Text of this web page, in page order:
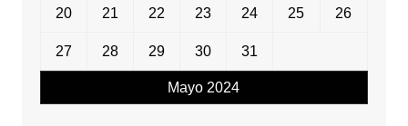
Mayo 2024
20 21 22 23 24 25 26
27 28 29 30 31